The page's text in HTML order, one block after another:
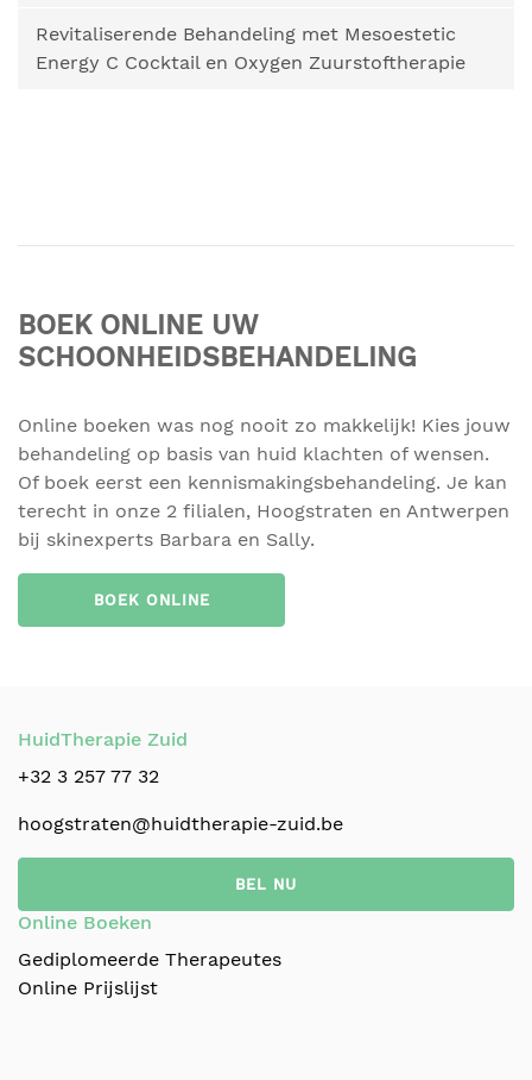
Revitaliserende Behandeling met Mesoestetic
Energy C Cocktail en Oxygen Zuurstoftherapie
BOEK ONLINE UW
SCHOONHEIDSBEHANDELING
Online boeken was nog nooit zo makkelijk! Kies jouw
behandeling op basis van huid klachten of wensen.
Of boek eerst een kennismakingsbehandeling. Je kan
terecht in onze 2 filialen, Hoogstraten en Antwerpen
bij skinexperts Barbara en Sally.
BOEK ONLINE
HuidTherapie Zuid
+32 3 257 77 32
hoogstraten@huidtherapie-zuid.be
BEL NU
Online Boeken
Gediplomeerde Therapeutes
Online Prijslijst